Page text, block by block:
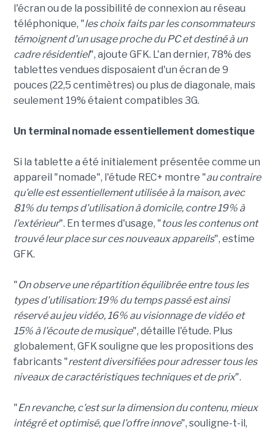
l'écran ou de la possibilité de connexion au réseau
téléphonique, "les choix faits par les consommateurs
témoignent d'un usage proche du PC et destiné à un
cadre résidentiel", ajoute GFK. L'an dernier, 78% des
tablettes vendues disposaient d'un écran de 9
pouces (22,5 centimètres) ou plus de diagonale, mais
seulement 19% étaient compatibles 3G.
Un terminal nomade essentiellement domestique
Si la tablette a été initialement présentée comme un
appareil "nomade", l'étude REC+ montre "au contraire
qu'elle est essentiellement utilisée à la maison, avec
81% du temps d'utilisation à domicile, contre 19% à
l'extérieur". En termes d'usage, "tous les contenus ont
trouvé leur place sur ces nouveaux appareils", estime
GFK.
"On observe une répartition équilibrée entre tous les
types d'utilisation: 19% du temps passé est ainsi
réservé au jeu vidéo, 16% au visionnage de vidéo et
15% à l'écoute de musique", détaille l'étude. Plus
globalement, GFK souligne que les propositions des
fabricants "restent diversifiées pour adresser tous les
niveaux de caractéristiques techniques et de prix".
"En revanche, c'est sur la dimension du contenu, mieux
intégré et optimisé, que l'offre innove", souligne-t-il,